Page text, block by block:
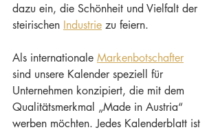
dazu ein, die Schönheit und Vielfalt der
steirischen Industrie zu feiern.
Als internationale Markenbotschafter
sind unsere Kalender speziell für
Unternehmen konzipiert, die mit dem
Qualitätsmerkmal „Made in Austria“
werben möchten. Jedes Kalenderblatt ist